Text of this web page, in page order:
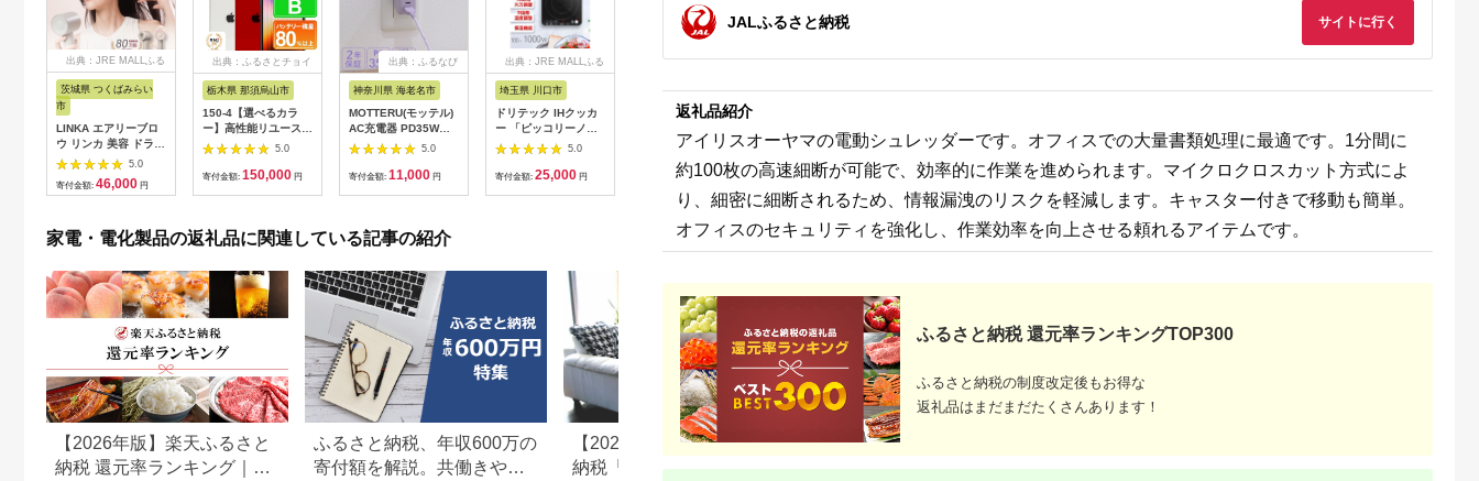
出典：JRE MALLふる
茨城県 つくばみらい
市
LINKA エアリーブロ
ウ リンカ 美容 ドライ
ヤー ヘアケア 髪 エス
テ ギフト ラッピング
贈呈品 プレゼント 母
5.0
寄付金額: 46,000 円
出典：ふるさとチョイ
栃木県 那須烏山市
150-4【選べるカラ
ー】高性能リユース
スマホ Apple
iPhoneSE 3 128GB
SIMロック解除済 本
5.0
寄付金額: 150,000 円
出典：ふるなび
神奈川県 海老名市
MOTTERU(モッテル)
AC充電器 PD35W
USB-C 1ポートUSB-
A 1ポート 折りたたみ
式プラグ 急速充電
ルアイリス【 神奈川
県 海老名市 】
5.0
寄付金額: 11,000 円
出典：JRE MALLふる
埼玉県 川口市
ドリテック IHクッカ
ー 「ピッコリーノ」
ブラック DI-
217BK【1642626】
5.0
寄付金額: 25,000 円
出典：ふるなび
広島県 福山市
工具 電子工作用はん
2000E[BAEG004]工
5.0
寄付金額:11,000円
出典：ふるなび
大阪府 貝塚市
カリ乾電池 パナソニ
5.0
寄付金額: 12,000円
出典：JRE MALLふる
宮城県 角田市
アルカリ乾電池 単3形
12本パック
LR6Bbp/12S
5.0
寄付金額:10,000円
出典：ふるさとプレミ
福島県 磐梯町
Contemporary【ソニ
5.0
寄付金額:231,000円
出典：ふるなび
静岡県 浜松市
ピアノ
5.0
寄付金額: 600,000
出典：JRE MALLふ
大分県 国東市
EOS R7 ボディー キ
_0022C
寄付金額:
家電・電化製品の返礼品に関連している記事の紹介
【2026年版】楽天ふるさと
納税 還元率ランキング｜高
ふるさと納税、年収600万の
寄付額を解説。共働きや子
【2026年最新版】ふるさと
納税「食べ物以外」返礼品
楽天ふるさと納税でこだわ
りの家電探し。おすすめラ
JALふるさと納税 サイトに行く
返礼品紹介
アイリスオーヤマの電動シュレッダーです。オフィスでの大量書類処理に最適です。1分間に
約100枚の高速細断が可能で、効率的に作業を進められます。マイクロクロスカット方式によ
り、細密に細断されるため、情報漏洩のリスクを軽減します。キャスター付きで移動も簡単。
オフィスのセキュリティを強化し、作業効率を向上させる頼れるアイテムです。
ふるさと納税 還元率ランキングTOP300
ふるさと納税の制度改定後もお得な
返礼品はまだまだたくさんあります！